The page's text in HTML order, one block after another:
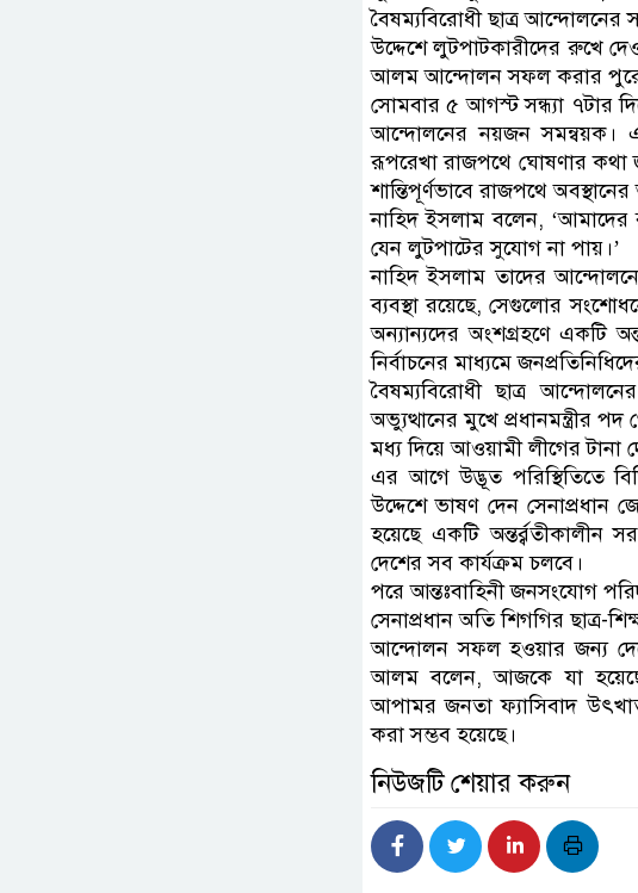
বৈষম্যবিরোধী ছাত্র আন্দোলনের
উদ্দেশে লুটপাটকারীদের রুখে
আলম আন্দোলন সফল করার পুরো
সোমবার ৫ আগস্ট সন্ধ্যা ৭টার
আন্দোলনের নয়জন সমন্বয়ক।
রূপরেখা রাজপথে ঘোষণার কথা
শান্তিপূর্ণভাবে রাজপথে
নাহিদ ইসলাম বলেন, ‘আমাদের
যেন লুটপাটের সুযোগ না পায়।’
নাহিদ ইসলাম তাদের
ব্যবস্থা রয়েছে, সেগুলোর
অন্যান্যদের অংশগ্রহণে একটি
নির্বাচনের মাধ্যমে
বৈষম্যবিরোধী ছাত্র
অভ্যুত্থানের মুখে প্রধানমন্ত্রীর
মধ্য দিয়ে আওয়ামী লীগের
এর আগে উদ্ভূত পরিস্থিতিতে
উদ্দেশে ভাষণ দেন সেনাপ্রধান
হয়েছে একটি অন্তর্র্বতীকালীন
দেশের সব কার্যক্রম চলবে।
পরে আন্তঃবাহিনী জনসংযোগ
সেনাপ্রধান অতি শিগগির ছাত্র-
আন্দোলন সফল হওয়ার জন্য
আলম বলেন, আজকে যা হয়েছে
আপামর জনতা ফ্যাসিবাদ
করা সম্ভব হয়েছে।
নিউজটি শেয়ার করুন